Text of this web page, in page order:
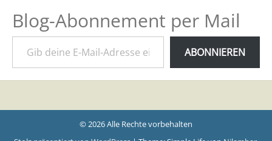
Blog-Abonnement per Mail
Gib deine E-Mail-Adresse ein ...
ABONNIEREN
© 2026 Alle Rechte vorbehalten